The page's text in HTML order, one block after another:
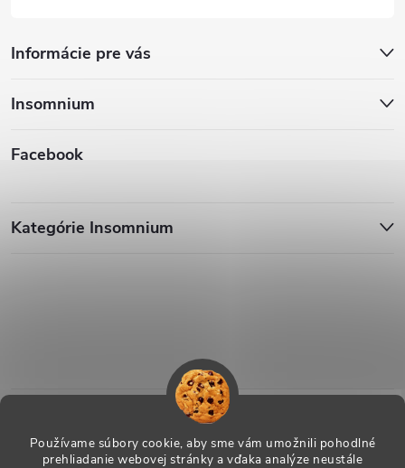
Používame súbory cookie, aby sme vám umožnili pohodlné
prehliadanie webovej stránky a vďaka analýze neustále
Informácie pre vás
Insomnium
Facebook
Kategórie Insomnium